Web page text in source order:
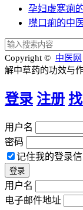
孕妇虚寒痢
噤口痢的中
Copyright © 中医网
解中草药的功效与
登录 注册
用户名
密码
记住我的登录
用户名
电子邮件地址